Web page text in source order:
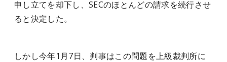
申し立てを却下し、SECのほとんどの請求を続行させ
ると決定した。
しかし今年1月7日、判事はこの問題を上級裁判所に